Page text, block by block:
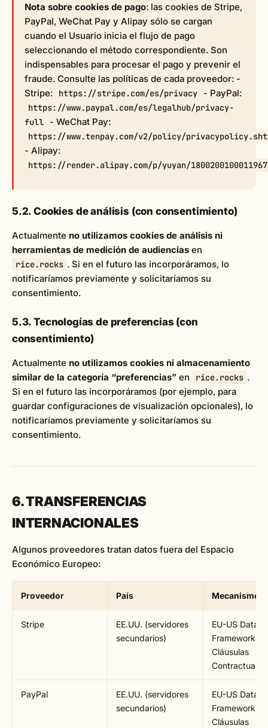
Nota sobre cookies de pago: las cookies de Stripe,
PayPal, WeChat Pay y Alipay sólo se cargan
cuando el Usuario inicia el flujo de pago
seleccionando el método correspondiente. Son
indispensables para procesar el pago y prevenir el
fraude. Consulte las políticas de cada proveedor: -
Stripe:
https://stripe.com/es/privacy - PayPal:
https://www.paypal.com/es/legalhub/privacy-
full
- WeChat Pay:
https://www.tenpay.com/v2/policy/
- Alipay:
https://render.alipay.com/p/yuyan/
5.2. Cookies de análisis (con consentimiento)
Actualmente no utilizamos cookies de análisis ni
herramientas de medición de audiencias en
rice.rocks . Si en el futuro las incorporáramos, lo
notificaríamos previamente y solicitaríamos su
consentimiento.
5.3. Tecnologías de preferencias (con
consentimiento)
Actualmente no utilizamos cookies ni almacenamiento
similar de la categoría “preferencias” en rice.rocks .
Si en el futuro las incorporáramos (por ejemplo, para
guardar configuraciones de visualización opcionales), lo
notificaríamos previamente y solicitaríamos su
consentimiento.
6. TRANSFERENCIAS
INTERNACIONALES
Algunos proveedores tratan datos fuera del Espacio
Económico Europeo:
Proveedor País Mecanismo
Stripe
EE.UU. (servidores
secundarios)
EU-US Data
Framework +
Cláusulas
PayPal
EE.UU. (servidores
secundarios)
EU-US Data
Framework +
Cláusulas